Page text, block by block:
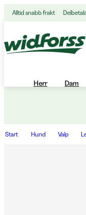
Alltid snabb frakt
Herr Dam
Start Hund Valp